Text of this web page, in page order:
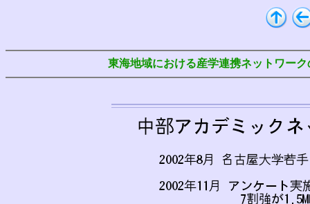
東海地域における産学連携ネットワーク